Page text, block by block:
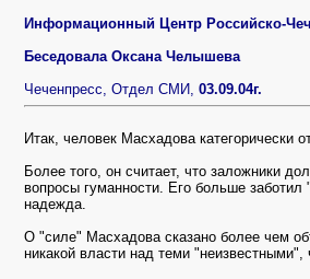
Информационный Центр Российско-
Беседовала Оксана Челышева
Чеченпресс, Отдел СМИ, 03.09.04г.
Итак, человек Масхадова категорически
Более того, он считает, что заложники
вопросы гуманности. Его больше
надежда.
О "силе" Масхадова сказано более чем
никакой власти над теми "неизвестными",